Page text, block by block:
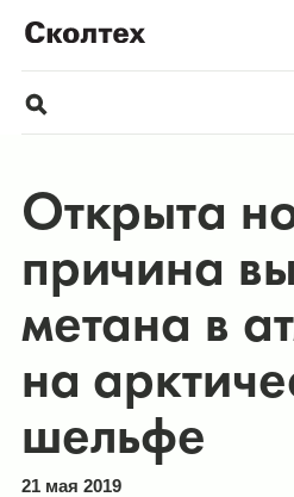
Открыта
причина
метана в
на
шельфе
21 мая 2019